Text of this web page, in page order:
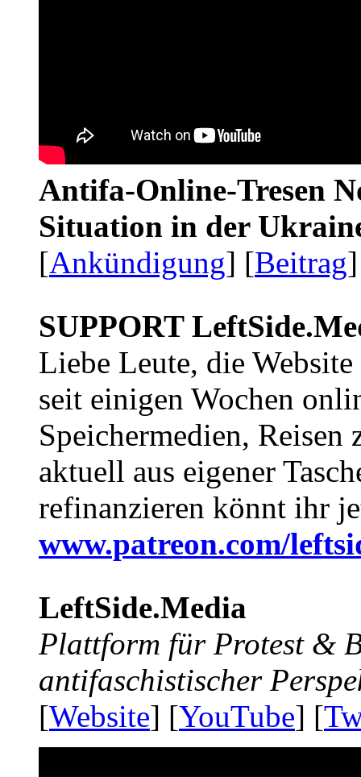
Antifa-Online-Tresen
Situation in der
[Ankündigung] [Beitrag
SUPPORT
Liebe Leute, die Website
seit einigen Wochen
Speichermedien, Reisen
aktuell aus eigener
refinanzieren könnt ihr
www.patreon.com/
LeftSide.Media
Plattform für Protest &
antifaschistischer
[Website] [YouTube] [